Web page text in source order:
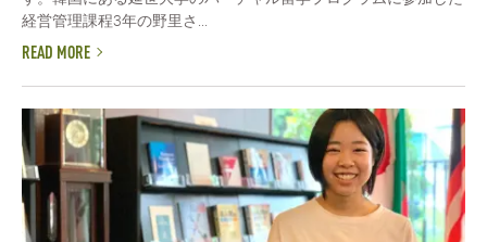
経営管理課程3年の野里さ...
READ MORE